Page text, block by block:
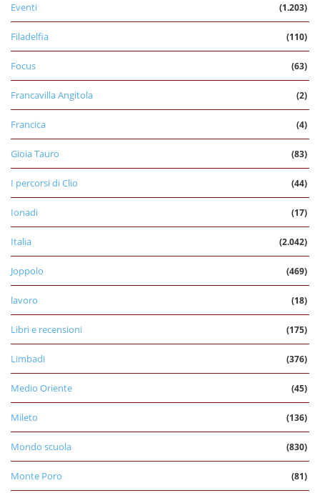
Eventi (1.203)
Filadelfia (110)
Focus (63)
Francavilla Angitola (2)
Francica (4)
Gioia Tauro (83)
I percorsi di Clio (44)
Ionadi (17)
Italia (2.042)
Joppolo (469)
lavoro (18)
Libri e recensioni (175)
Limbadi (376)
Medio Oriente (45)
Mileto (136)
Mondo scuola (830)
Monte Poro (81)